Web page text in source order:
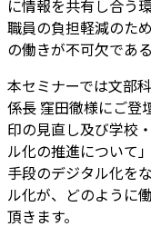
に情報を共有し合う
職員の負担軽減のた
の働きが不可欠であ
本セミナーでは文部
係長 窪田徹様にご登
印の見直し及び学校
ル化の推進について
手段のデジタル化を
ル化が、どのように
頂きます。